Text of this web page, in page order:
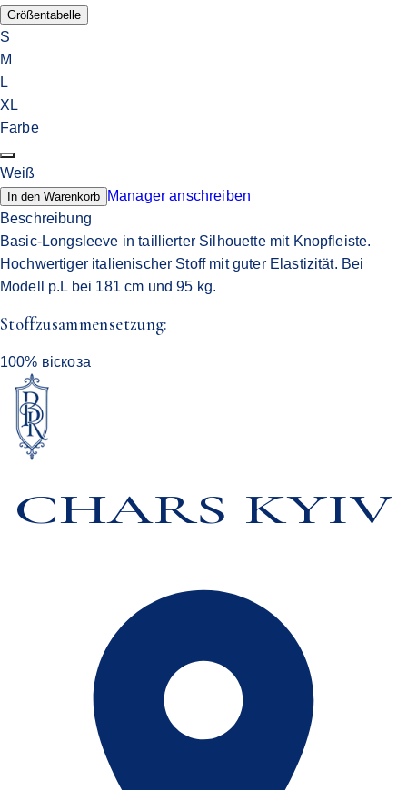
Größentabelle
S
M
L
XL
Farbe
Weiß
In den Warenkorb
Manager anschreiben
Beschreibung
Basic-Longsleeve in taillierter Silhouette mit Knopfleiste.
Hochwertiger italienischer Stoff mit guter Elastizität. Bei
Modell p.L bei 181 cm und 95 kg.
Stoffzusammensetzung:
100% віскоза
CHARS KYIV